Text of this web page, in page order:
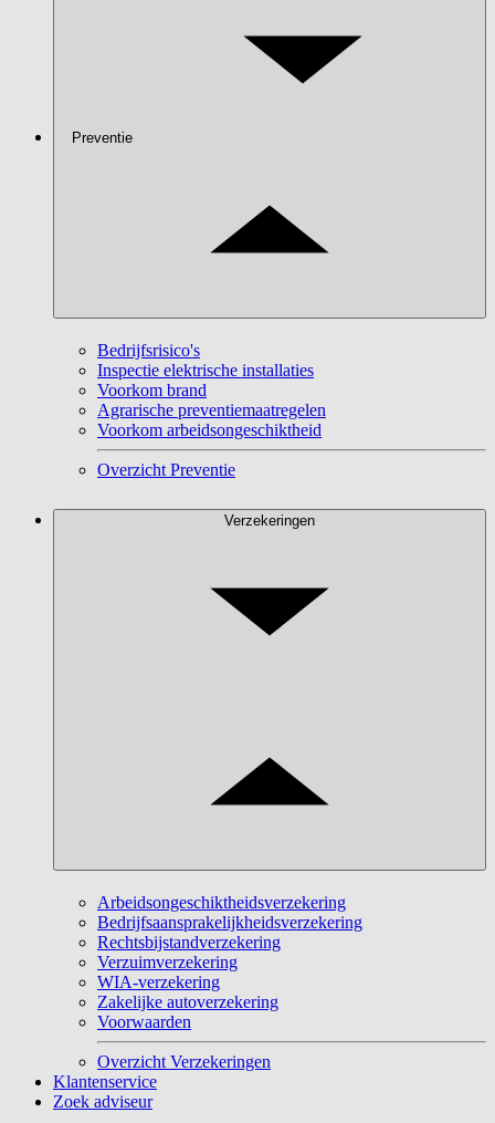
Preventie
Bedrijfsrisico's
Inspectie elektrische installaties
Voorkom brand
Agrarische preventiemaatregelen
Voorkom arbeidsongeschiktheid
Overzicht Preventie
Verzekeringen
Arbeidsongeschiktheidsverzekering
Bedrijfsaansprakelijkheidsverzekering
Rechtsbijstandverzekering
Verzuimverzekering
WIA-verzekering
Zakelijke autoverzekering
Voorwaarden
Overzicht Verzekeringen
Klantenservice
Zoek adviseur